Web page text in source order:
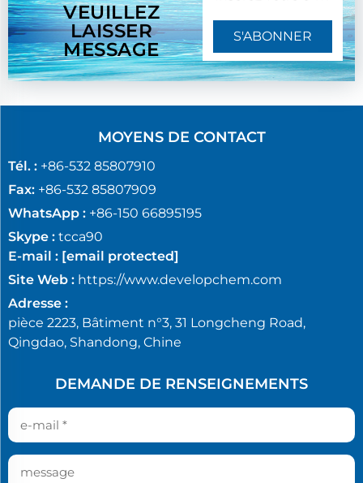
VEUILLEZ
LAISSER
MESSAGE
S'ABONNER
MOYENS DE CONTACT
Tél. : +86-532 85807910
Fax: +86-532 85807909
WhatsApp : +86-150 66895195
Skype : tcca90
E-mail : [email protected]
Site Web : https://www.developchem.com
Adresse :
pièce 2223, Bâtiment n°3, 31 Longcheng Road,
Qingdao, Shandong, Chine
DEMANDE DE RENSEIGNEMENTS